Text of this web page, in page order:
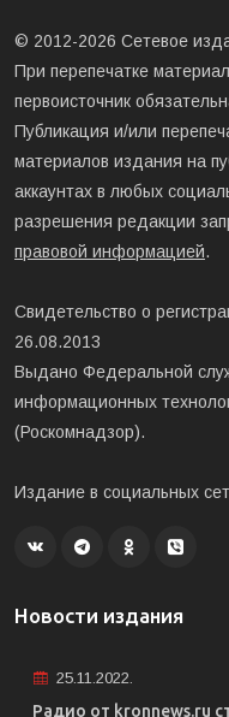
© 2012-2026 Сетевое
При перепечатке
первоисточник
Публикация и/или
материалов издания на
аккаунтах в любых
разрешения редакции
правовой информацией.
Свидетельство о
26.08.2013
Выдано Федеральной
информационных
(Роскомнадзор).
Издание в социальных
Новости издания
25.11.2022.
Радио от kronnews.ru